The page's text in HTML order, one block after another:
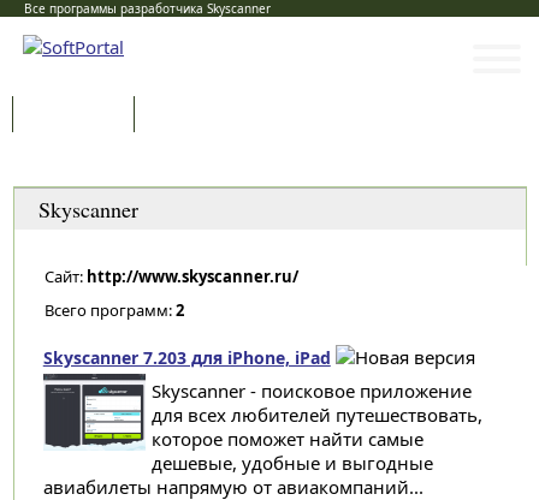
Все программы разработчика Skyscanner
Skyscanner
Сайт: http://www.skyscanner.ru/
Всего программ:2
Skyscanner 7.203 для iPhone, iPad
Skyscanner - поисковое приложение
для всех любителей путешествовать,
которое поможет найти самые
дешевые, удобные и выгодные
авиабилеты напрямую от авиакомпаний...